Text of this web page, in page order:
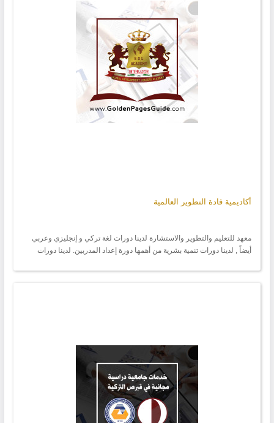
أكاديمية قادة التطوير العالمية
معهد للتعليم والتطوير والاستشارة لدينا دورات لغة تركي و إنجليزي وعربي
أيضاً , لدينا دورات تنمية بشرية من أهمها دورة إعداد المدربين. لدينا دورات
مجال وفي كل اختصاص .